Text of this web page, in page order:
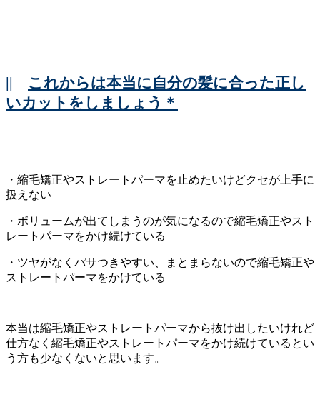
|| これからは本当に自分の髪に合った正し
いカットをしましょう＊
・縮毛矯正やストレートパーマを止めたいけどクセが上手に
扱えない
・ボリュームが出てしまうのが気になるので縮毛矯正やスト
レートパーマをかけ続けている
・ツヤがなくパサつきやすい、まとまらないので縮毛矯正や
ストレートパーマをかけている
本当は縮毛矯正やストレートパーマから抜け出したいけれど
仕方なく縮毛矯正やストレートパーマをかけ続けているとい
う方も少なくないと思います。